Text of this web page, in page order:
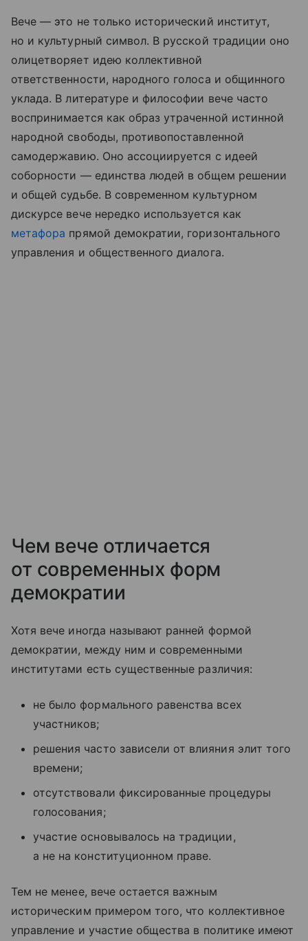
Вече — это не только исторический институт,
но и культурный символ. В русской традиции оно
олицетворяет идею коллективной
ответственности, народного голоса и общинного
уклада. В литературе и философии вече часто
воспринимается как образ утраченной истинной
народной свободы, противопоставленной
самодержавию. Оно ассоциируется с идеей
соборности — единства людей в общем решении
и общей судьбе. В современном культурном
дискурсе вече нередко используется как
метафора прямой демократии, горизонтального
управления и общественного диалога.
Чем вече отличается
от современных форм
демократии
Хотя вече иногда называют ранней формой
демократии, между ним и современными
институтами есть существенные различия:
не было формального равенства всех
участников;
решения часто зависели от влияния элит того
времени;
отсутствовали фиксированные процедуры
голосования;
участие основывалось на традиции,
а не на конституционном праве.
Тем не менее, вече остается важным
историческим примером того, что коллективное
управление и участие общества в политике имеют